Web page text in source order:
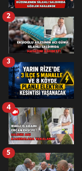
2
3
4
5